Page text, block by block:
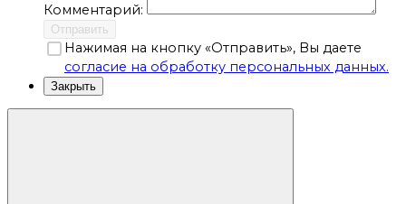
Комментарий:
Отправить
Нажимая на кнопку «Отправить», Вы даете
согласие на обработку персональных данных.
Закрыть